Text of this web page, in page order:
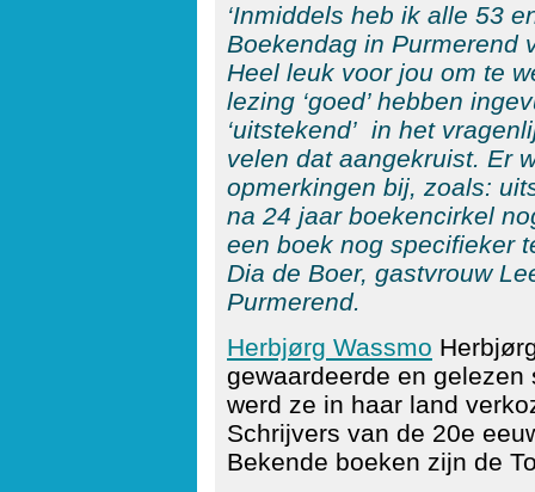
‘Inmiddels heb ik alle 53
Boekendag in Purmerend
Heel leuk voor jou om te
lezing ‘goed’ hebben
‘uitstekend’ in het
velen dat aangekruist. Er
opmerkingen bij, zoals:
na 24 jaar boekencirkel
een boek nog specifieker
Dia de Boer, gastvrouw
Purmerend.
Herbjørg Wassmo
gewaardeerde en
werd ze in haar land
Schrijvers van de 20e
Bekende boeken zijn de